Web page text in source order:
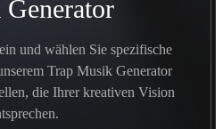
und wählen Sie spezifische
Trap Musik Generator
die Ihrer kreativen Vision